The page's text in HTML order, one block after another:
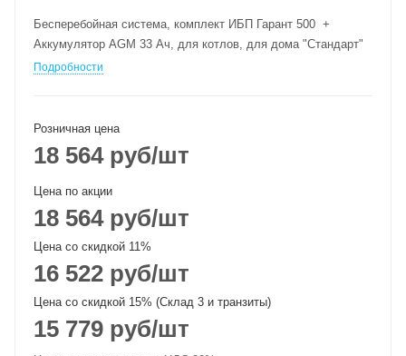
Бесперебойная система, комплект ИБП Гарант 500 +
Аккумулятор AGM 33 Ач, для котлов, для дома "Стандарт"
Подробности
Розничная цена
18 564руб/шт
Цена по акции
18 564руб/шт
Цена со скидкой 11%
16 522 руб/шт
Цена со скидкой 15% (Склад 3 и транзиты)
15 779 руб/шт